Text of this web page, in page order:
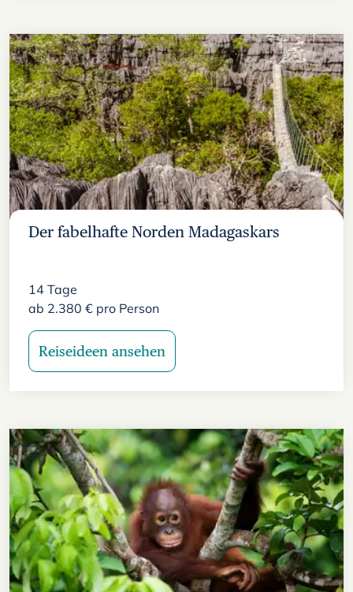
Der fabelhafte Norden Madagaskars
14 Tage
ab 2.380 € pro Person
Reiseideen ansehen